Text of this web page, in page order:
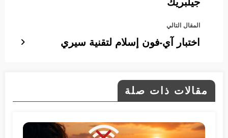
المقال التالي
اختبار آي-فون إسلام لتقنية سيري
مقالات ذات صلة